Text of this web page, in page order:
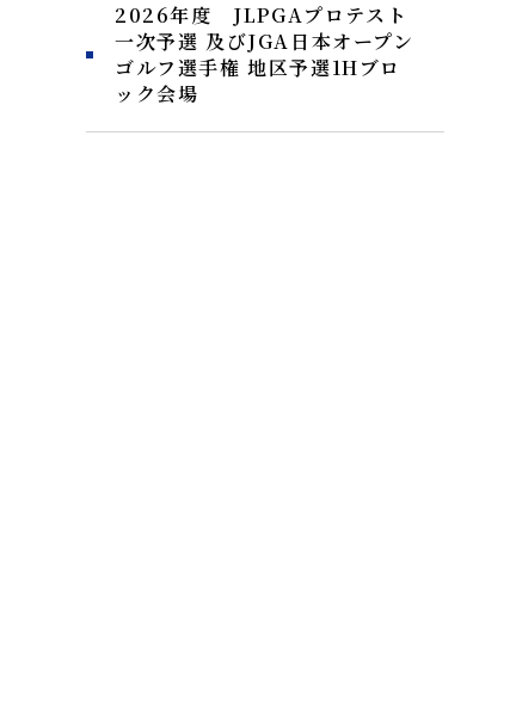
2026年度 JLPGAプロテスト
一次予選 及びJGA日本オープン
ゴルフ選手権 地区予選1Hブロ
ック会場